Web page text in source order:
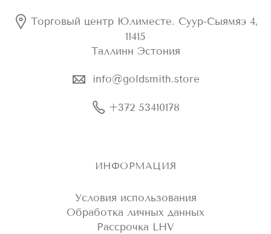
Торговый центр Юлиместе. Суур-Сыямяэ 4,
11415
Таллинн Эстония
info@goldsmith.store
+372 53410178
ИНФОРМАЦИЯ
Условия использования
Обработка личных данных
Рассрочка LHV